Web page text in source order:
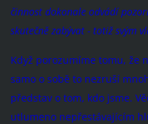
činnost dokonale odvádí
skutečně zabývat - totiž svým
Když porozumíme tomu, že
samo o sobě to nezruší
představ o tom, kdo jsme.
utlumeno nepřestávajícím